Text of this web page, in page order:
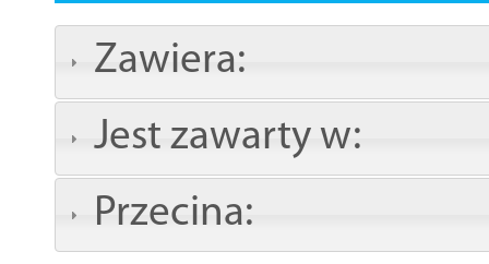
Zawiera:
Jest zawarty w:
Przecina: